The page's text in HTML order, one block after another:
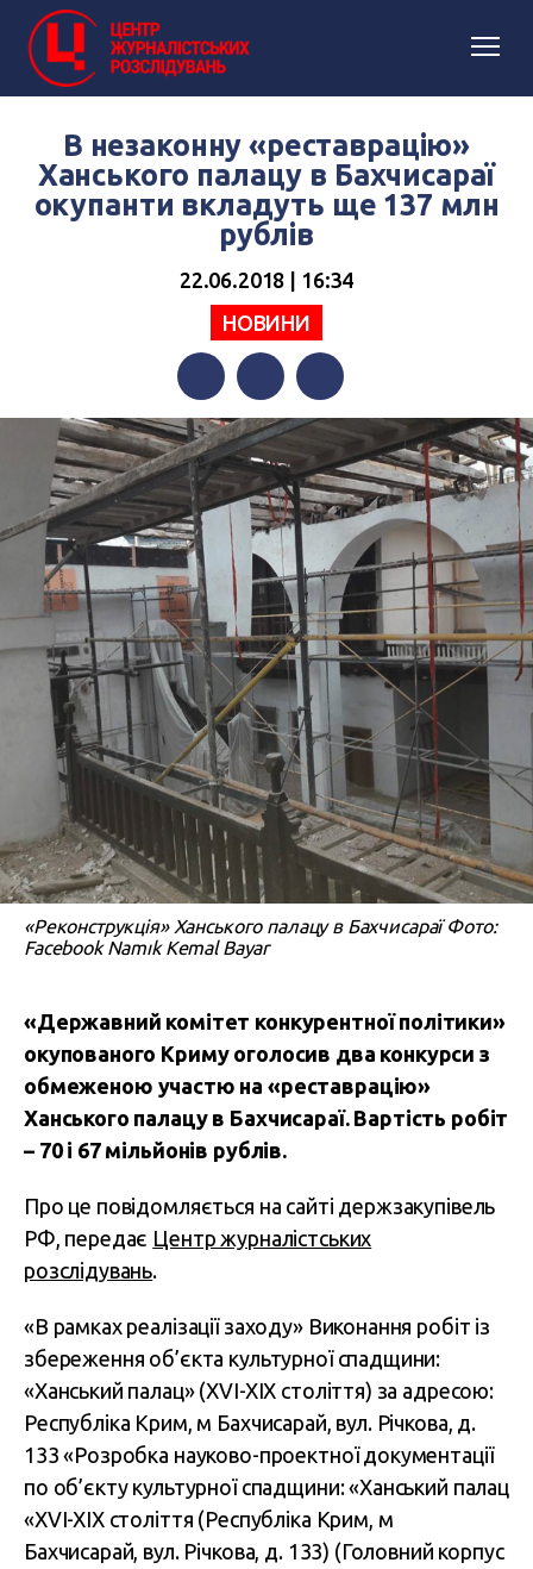
В незаконну «реставрацію»
Ханського палацу в Бахчисараї
окупанти вкладуть ще 137 млн
рублів
22.06.2018 | 16:34
НОВИНИ
FacebookTwitterTelegram
«Реконструкція» Ханського палацу в Бахчисараї Фото:
Facebook Namık Kemal Bayar
«Державний комітет конкурентної політики»
окупованого Криму оголосив два конкурси з
обмеженою участю на «реставрацію»
Ханського палацу в Бахчисараї. Вартість робіт
– 70 і 67 мільйонів рублів.
Про це повідомляється на сайті держзакупівель
РФ, передає Центр журналістських
розслідувань.
«В рамках реалізації заходу» Виконання робіт із
збереження об’єкта культурної спадщини:
«Ханський палац» (XVI-XIX століття) за адресою:
Республіка Крим, м Бахчисарай, вул. Річкова, д.
133 «Розробка науково-проектної документації
по об’єкту культурної спадщини: «Ханський палац
«XVI-XIX століття (Республіка Крим, м
Бахчисарай, вул. Річкова, д. 133) (Головний корпус